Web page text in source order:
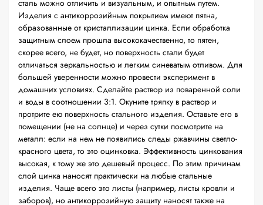
сталь можно отличить и визуальным, и опытным путем.
Изделия с антикоррозийным покрытием имеют пятна,
образованные от кристаллизации цинка. Если обработка
защитным слоем прошла высококачественно, то пятен,
скорее всего, не будет, но поверхность стали будет
отличаться зеркальностью и легким синеватым отливом. Для
большей уверенности можно провести эксперимент в
домашних условиях. Сделайте раствор из поваренной соли
и воды в соотношении 3:1. Окуните тряпку в раствор и
протрите ею поверхность стального изделия. Оставьте его в
помещении (не на солнце) и через сутки посмотрите на
металл: если на нем не появились следы ржавчины светло-
красного цвета, то это оцинковка. Эффективность цинкования
высокая, к тому же это дешевый процесс. По этим причинам
слой цинка наносят практически на любые стальные
изделия. Чаще всего это листы (например, листы кровли и
заборов), но антикоррозийную защиту наносят также на